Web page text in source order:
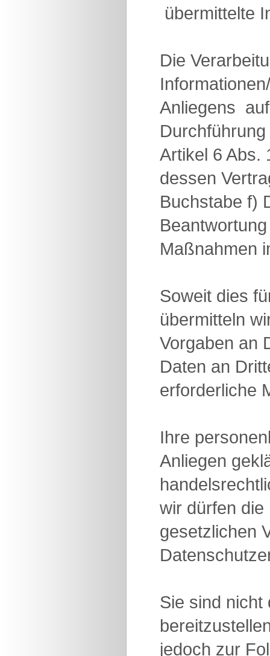

Die
Anliegens 
Artikel 6 Abs.
dessen
Buchstabe f)
Maßnahmen
Soweit dies
übermitteln
Vorgaben an
Daten an
erforderliche
Ihre
Anliegen
wir dürfen
gesetzlichen
Sie sind nicht
jedoch zur